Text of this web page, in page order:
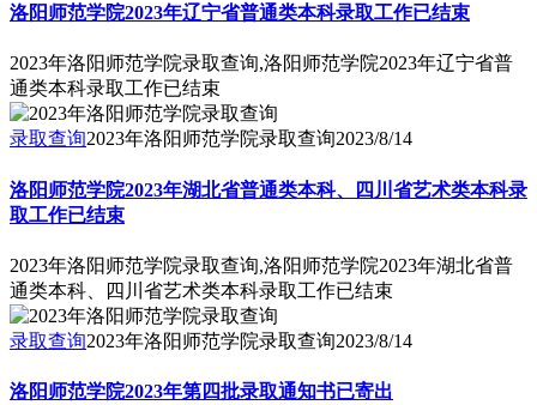
洛阳师范学院2023年辽宁省普通类本科录取工作已结束
2023年洛阳师范学院录取查询,洛阳师范学院2023年辽宁省普
通类本科录取工作已结束
录取查询2023年洛阳师范学院录取查询2023/8/14
洛阳师范学院2023年湖北省普通类本科、四川省艺术类本科录
取工作已结束
2023年洛阳师范学院录取查询,洛阳师范学院2023年湖北省普
通类本科、四川省艺术类本科录取工作已结束
录取查询2023年洛阳师范学院录取查询2023/8/14
洛阳师范学院2023年第四批录取通知书已寄出